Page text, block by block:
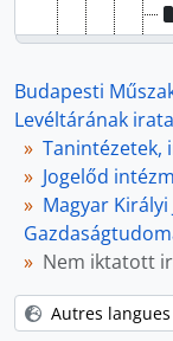
Budapesti
Levéltárának
Tanintézetek,
Jogelőd
Magyar
Nem iktatott
Autres